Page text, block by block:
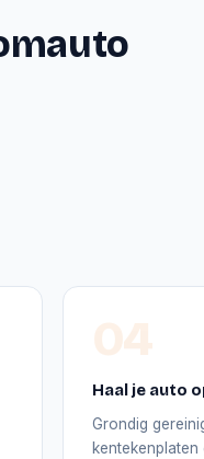
04
Haal je auto
Grondig
kentekenplaten